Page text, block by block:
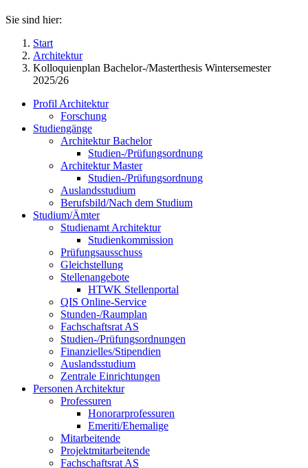
Sie sind hier:
Start
Architektur
Kolloquienplan Bachelor-/Masterthesis Wintersemester
2025/26
Profil Architektur
Forschung
Studiengänge
Architektur Bachelor
Studien-/Prüfungsordnung
Architektur Master
Studien-/Prüfungsordnung
Auslandsstudium
Berufsbild/Nach dem Studium
Studium/Ämter
Studienamt Architektur
Studienkommission
Prüfungsausschuss
Gleichstellung
Stellenangebote
HTWK Stellenportal
QIS Online-Service
Stunden-/Raumplan
Fachschaftsrat AS
Studien-/Prüfungsordnungen
Finanzielles/Stipendien
Auslandsstudium
Zentrale Einrichtungen
Personen Architektur
Professuren
Honorarprofessuren
Emeriti/Ehemalige
Mitarbeitende
Projektmitarbeitende
Fachschaftsrat AS